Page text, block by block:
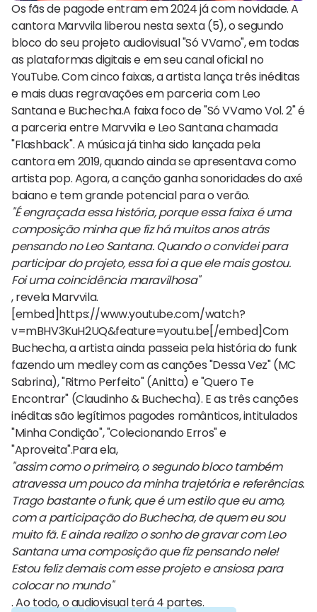
Os fãs de pagode entram em 2024 já com novidade. A
cantora Marvvila liberou nesta sexta (5), o segundo
bloco do seu projeto audiovisual "Só VVamo", em todas
as plataformas digitais e em seu canal oficial no
YouTube. Com cinco faixas, a artista lança três inéditas
e mais duas regravações em parceria com Leo
Santana e Buchecha.A faixa foco de "Só VVamo Vol. 2" é
a parceria entre Marvvila e Leo Santana chamada
"Flashback". A música já tinha sido lançada pela
cantora em 2019, quando ainda se apresentava como
artista pop. Agora, a canção ganha sonoridades do axé
baiano e tem grande potencial para o verão.
"É engraçada essa história, porque essa faixa é uma
composição minha que fiz há muitos anos atrás
pensando no Leo Santana. Quando o convidei para
participar do projeto, essa foi a que ele mais gostou.
Foi uma coincidência maravilhosa"
, revela Marvvila.
[embed]https://www.youtube.com/watch?
v=mBHV3KuH2UQ&feature=youtu.be[/embed]Com
Buchecha, a artista ainda passeia pela história do funk
fazendo um medley com as canções "Dessa Vez" (MC
Sabrina), "Ritmo Perfeito" (Anitta) e "Quero Te
Encontrar" (Claudinho & Buchecha). E as três canções
inéditas são legítimos pagodes românticos, intitulados
"Minha Condição", "Colecionando Erros" e
"Aproveita".Para ela,
"assim como o primeiro, o segundo bloco também
atravessa um pouco da minha trajetória e referências.
Trago bastante o funk, que é um estilo que eu amo,
com a participação do Buchecha, de quem eu sou
muito fã. E ainda realizo o sonho de gravar com Leo
Santana uma composição que fiz pensando nele!
Estou feliz demais com esse projeto e ansiosa para
colocar no mundo"
. Ao todo, o audiovisual terá 4 partes.